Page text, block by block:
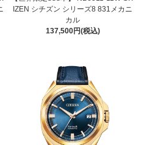
IZEN シチズン シリーズ8 831メカニ
カル
137,500円(税込)